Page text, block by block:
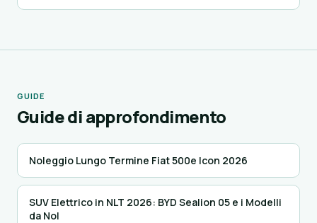
GUIDE
Guide di approfondimento
Noleggio Lungo Termine Fiat 500e Icon 2026
SUV Elettrico in NLT 2026: BYD Sealion 05 e i Modelli
da Nol